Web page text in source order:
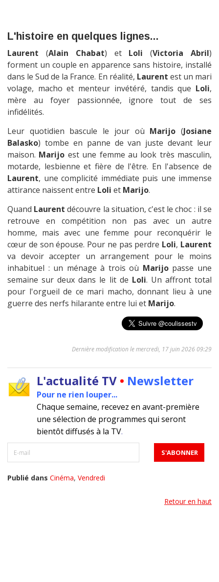
L'histoire en quelques lignes...
Laurent (Alain Chabat) et Loli (Victoria Abril)
forment un couple en apparence sans histoire, installé
dans le Sud de la France. En réalité, Laurent est un mari
volage, macho et menteur invétéré, tandis que Loli,
mère au foyer passionnée, ignore tout de ses
infidélités.
Leur quotidien bascule le jour où Marijo (Josiane
Balasko) tombe en panne de van juste devant leur
maison. Marijo est une femme au look très masculin,
motarde, lesbienne et fière de l'être. En l'absence de
Laurent, une complicité immédiate puis une immense
attirance naissent entre Loli et Marijo.
Quand Laurent découvre la situation, c'est le choc : il se
retrouve en compétition non pas avec un autre
homme, mais avec une femme pour reconquérir le
cœur de son épouse. Pour ne pas perdre Loli, Laurent
va devoir accepter un arrangement pour le moins
inhabituel : un ménage à trois où Marijopasse une
semaine sur deux dans le lit de Loli. Un affront total
pour l'orgueil de ce mari macho, donnant lieu à une
guerre des nerfs hilarante entre lui et Marijo.
Dernière modification le mercredi, 17 juin 2026 09:29
L'actualité TV • Newsletter
Pour ne rien louper...
Chaque semaine, recevez en avant-première
une sélection de programmes qui seront
bientôt diffusés à la TV.
Publié dans Cinéma, Vendredi
Retour en haut